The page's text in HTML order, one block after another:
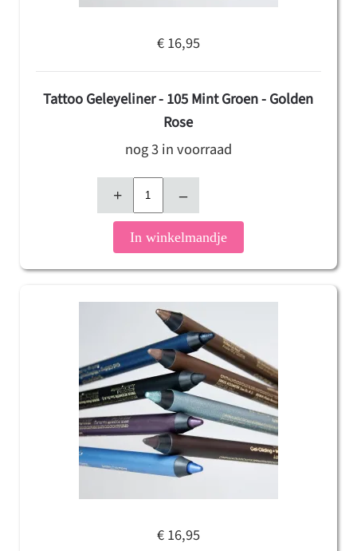
€ 16,95
Tattoo Geleyeliner - 105 Mint Groen - Golden
Rose
nog 3 in voorraad
+ –
In winkelmandje
€ 16,95